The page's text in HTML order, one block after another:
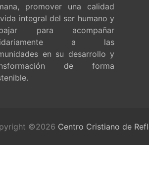
promover una calidad
integral del ser humano y
para acompañar
a las
en su desarrollo y
de forma
©2026 Centro Cristiano de